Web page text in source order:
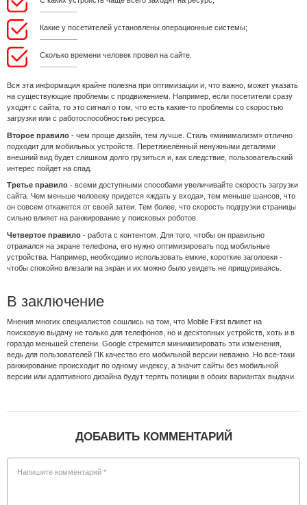
Какие у посетителей установлены операционные системы;
Сколько времени человек провел на сайте.
Вся эта информация крайне полезна при оптимизации и, что важно, может указать
на существующие проблемы с продвижением. Например, если посетители сразу
уходят с сайта, то это сигнал о том, что есть какие-то проблемы со скоростью
загрузки или с работоспособностью ресурса.
Второе правило - чем проще дизайн, тем лучше. Стиль «минимализм» отлично
подходит для мобильных устройств. Перетяжелённый ненужными деталями
внешний вид будет слишком долго грузиться и, как следствие, пользовательский
интерес пойдет на спад.
Третье правило - всеми доступными способами увеличивайте скорость загрузки
сайта. Чем меньше человеку придется «ждать у входа», тем меньше шансов, что
он совсем откажется от своей затеи. Тем более, что скорость подгрузки страницы
сильно влияет на ранжирование у поисковых роботов.
Четвертое правило - работа с контентом. Для того, чтобы он правильно
отражался на экране телефона, его нужно оптимизировать под мобильные
устройства. Например, необходимо использовать емкие, короткие заголовки -
чтобы спокойно влезали на экран и их можно было увидеть не прищуриваясь.
В заключение
Мнения многих специалистов сошлись на том, что Mobile First влияет на
поисковую выдачу не только для телефонов, но и десктопных устройств, хоть и в
гораздо меньшей степени. Google стремится минимизировать эти изменения,
ведь для пользователей ПК качество его мобильной версии неважно. Но все-таки
ранжирование происходит по одному индексу, а значит сайты без мобильной
версии или адаптивного дизайна будут терять позиции в обоих вариантах выдачи.
ДОБАВИТЬ КОММЕНТАРИЙ